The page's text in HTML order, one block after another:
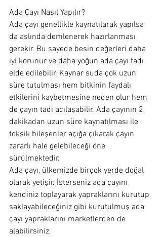
Ada Çayı Nasıl Yapılır?
Ada çayı genellikle kaynatılarak yapılsa
da aslında demlenerek hazırlanması
gerekir. Bu sayede besin değerleri daha
iyi korunur ve daha yoğun ada çayı tadı
elde edilebilir. Kaynar suda çok uzun
süre tutulması hem bitkinin faydalı
etkilerini kaybetmesine neden olur hem
de çayın tadı acılaşabilir. Ada çayının 2
dakikadan uzun süre kaynatılması ile
toksik bileşenler açığa çıkarak çayın
zararlı hale gelebileceği öne
sürülmektedir.
Ada çayı, ülkemizde birçok yerde doğal
olarak yetişir. İsterseniz ada çayını
kendiniz toplayarak yapraklarını kurutup
saklayabileceğiniz gibi kurutulmuş ada
çayı yapraklarını marketlerden de
alabilirsiniz.